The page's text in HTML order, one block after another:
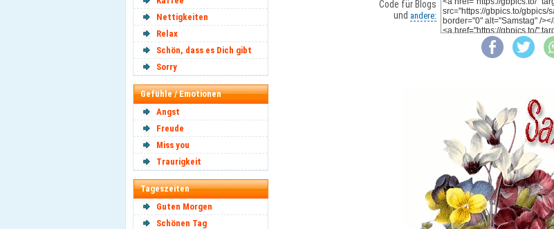
Nettigkeiten
Relax
Schön, dass es Dich gibt
Sorry
Gefühle / Emotionen
Angst
Freude
Miss you
Traurigkeit
Tageszeiten
Guten Morgen
Schönen Tag
Code für Blogs
und andere: